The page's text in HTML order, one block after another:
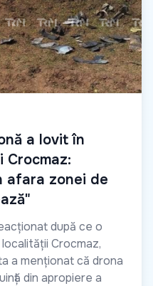
a lovit în
Crocmaz:
afara zonei de
după ce o
Crocmaz,
a menționat că drona
din apropiere a